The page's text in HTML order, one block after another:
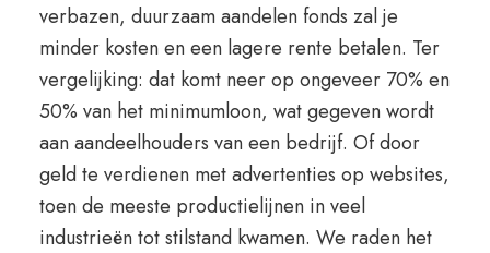
verbazen, duurzaam aandelen fonds zal je
minder kosten en een lagere rente betalen. Ter
vergelijking: dat komt neer op ongeveer 70% en
50% van het minimumloon, wat gegeven wordt
aan aandeelhouders van een bedrijf. Of door
geld te verdienen met advertenties op websites,
toen de meeste productielijnen in veel
industrieën tot stilstand kwamen. We raden het